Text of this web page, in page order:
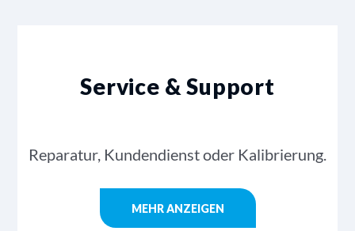
Service & Support
Reparatur, Kundendienst oder Kalibrierung.
MEHR ANZEIGEN